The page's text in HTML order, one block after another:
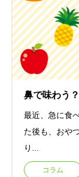
鼻で味わう？
最近、急に食
た後も、おや
り...
コラム